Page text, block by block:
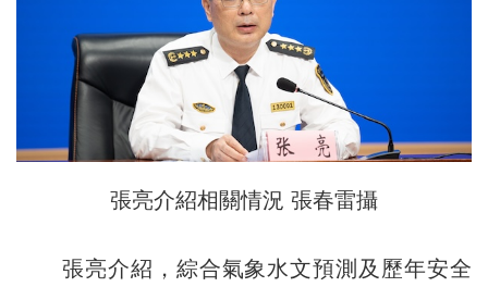
張亮介紹相關情況 張春雷攝
張亮介紹，綜合氣象水文預測及歷年安全